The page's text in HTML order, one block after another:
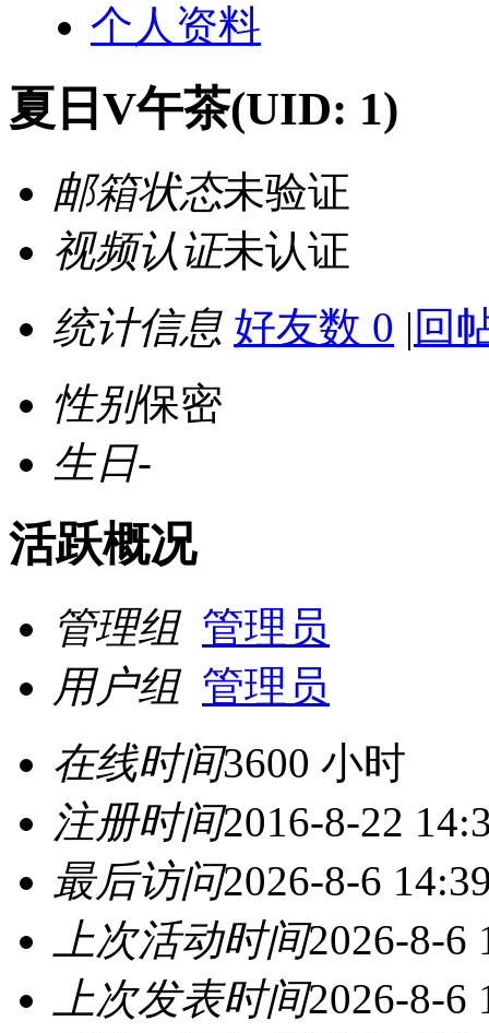
个人资料
夏日V午茶(UID: 1)
邮箱状态未验证
视频认证未认证
统计信息 好友数 0 | 回
性别保密
生日-
活跃概况
管理组 管理员
用户组 管理员
在线时间3600 小时
注册时间2016-8-22
最后访问2026-8-6
上次活动时间2026-8-6
上次发表时间2026-8-6